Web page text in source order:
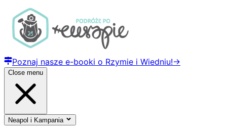
Poznaj nasze e-booki o Rzymie i Wiedniu!→
Close menu
Neapol i Kampania